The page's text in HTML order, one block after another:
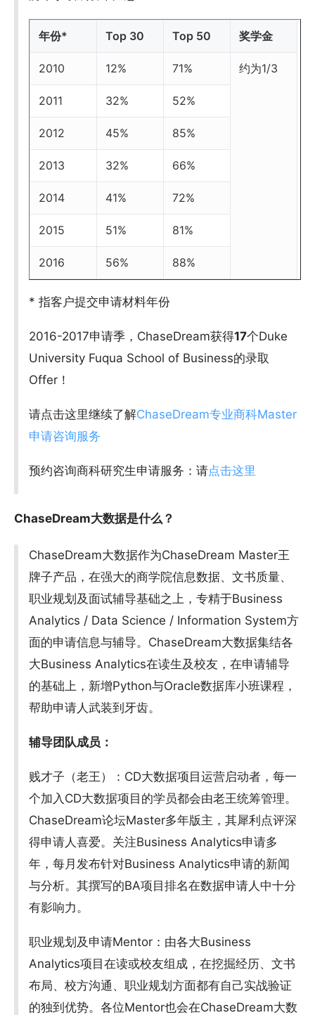
年份* Top 30 Top 50 奖学金
2010 12% 71% 约为1/3
2011 32% 52%
2012 45% 85%
2013 32% 66%
2014 41% 72%
2015 51% 81%
2016 56% 88%
* 指客户提交申请材料年份
2016-2017申请季，ChaseDream获得17个Duke
University Fuqua School of Business的录取
Offer！
请点击这里继续了解ChaseDream专业商科Master
申请咨询服务
预约咨询商科研究生申请服务：请点击这里
ChaseDream大数据是什么？
ChaseDream大数据作为ChaseDream Master王
牌子产品，在强大的商学院信息数据、文书质量、
职业规划及面试辅导基础之上，专精于Business
Analytics / Data Science / Information System方
面的申请信息与辅导。ChaseDream大数据集结各
大Business Analytics在读生及校友，在申请辅导
的基础上，新增Python与Oracle数据库小班课程，
帮助申请人武装到牙齿。
辅导团队成员：
贱才子（老王）：CD大数据项目运营启动者，每一
个加入CD大数据项目的学员都会由老王统筹管理。
ChaseDream论坛Master多年版主，其犀利点评深
得申请人喜爱。关注Business Analytics申请多
年，每月发布针对Business Analytics申请的新闻
与分析。其撰写的BA项目排名在数据申请人中十分
有影响力。
职业规划及申请Mentor：由各大Business
Analytics项目在读或校友组成，在挖掘经历、文书
布局、校方沟通、职业规划方面都有自己实战验证
的独到优势。各位Mentor也会在ChaseDream大数